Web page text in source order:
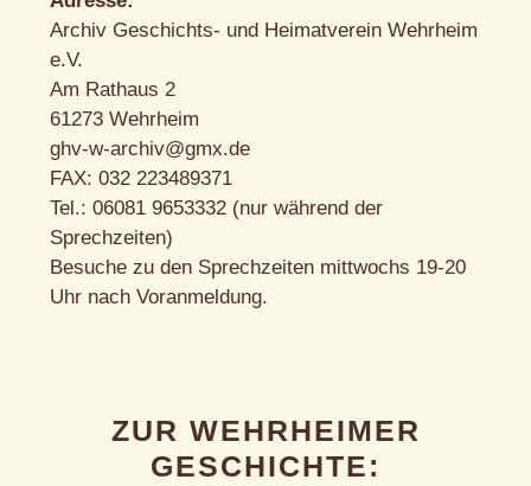
Archiv Geschichts- und Heimatverein Wehrheim
e.V.
Am Rathaus 2
61273 Wehrheim
ghv-w-archiv@gmx.de
FAX: 032 223489371
Tel.: 06081 9653332 (nur während der
Sprechzeiten)
Besuche zu den Sprechzeiten mittwochs 19-20
Uhr nach Voranmeldung.
ZUR WEHRHEIMER
GESCHICHTE: